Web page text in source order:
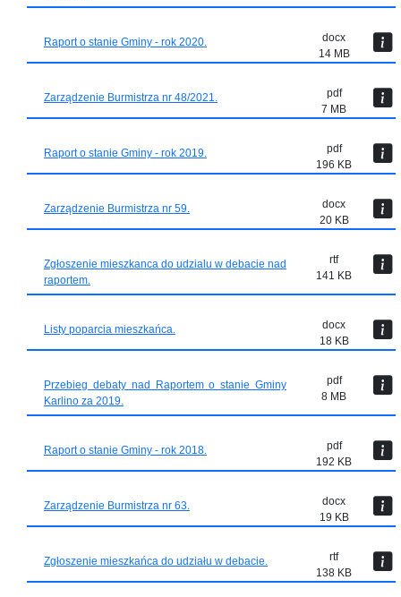
Raport o stanie Gminy - rok 2020.
docx
14 MB
Zarządzenie Burmistrza nr 48/2021.
pdf
7 MB
Raport o stanie Gminy - rok 2019.
pdf
196 KB
Zarządzenie Burmistrza nr 59.
docx
20 KB
Zgłoszenie mieszkanca do udzialu w debacie nad
raportem.
rtf
141 KB
Listy poparcia mieszkańca.
docx
18 KB
Przebieg debaty nad Raportem o stanie Gminy
Karlino za 2019.
pdf
8 MB
Raport o stanie Gminy - rok 2018.
pdf
192 KB
Zarządzenie Burmistrza nr 63.
docx
19 KB
Zgłoszenie mieszkańca do udziału w debacie.
rtf
138 KB